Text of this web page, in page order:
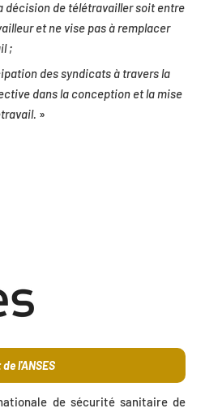
décision de télétravailler soit entre
et ne vise pas à remplacer
;
des syndicats à travers la
dans la conception et la mise
»
l'ANSES
de sécurité sanitaire de